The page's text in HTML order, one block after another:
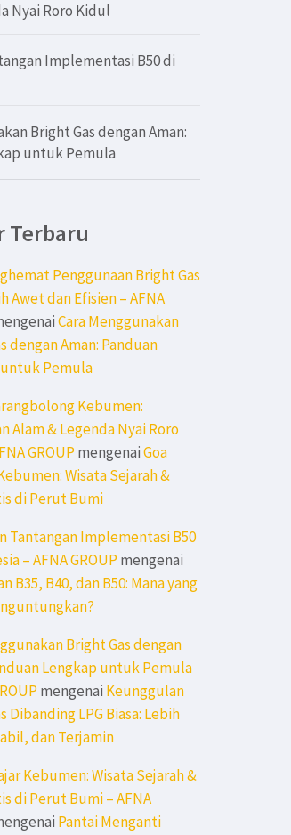
Nyai Roro Kidul
Implementasi B50 di
Bright Gas dengan Aman:
untuk Pemula
Terbaru
Penggunaan Bright Gas
Awet dan Efisien – AFNA
Cara Menggunakan
dengan Aman: Panduan
Pemula
Kebumen:
Alam & Legenda Nyai Roro
GROUPmengenaiGoa
Wisata Sejarah &
di Perut Bumi
Tantangan Implementasi B50
– AFNA GROUPmengenai
B35, B40, dan B50: Mana yang
Bright Gas dengan
Lengkap untuk Pemula
mengenai Keunggulan
Dibanding LPG Biasa: Lebih
dan Terjamin
Kebumen: Wisata Sejarah &
di Perut Bumi – AFNA
Pantai Menganti